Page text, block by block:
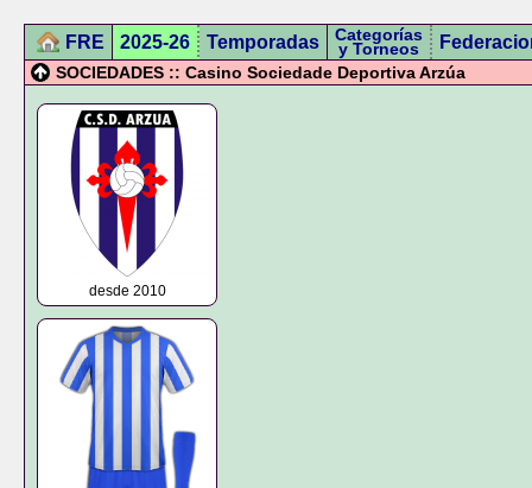
FRE 2025-26 Temporadas Categorías
y Torneos
SOCIEDADES :: Casino Sociedade Deportiva Arzúa
desde 2010